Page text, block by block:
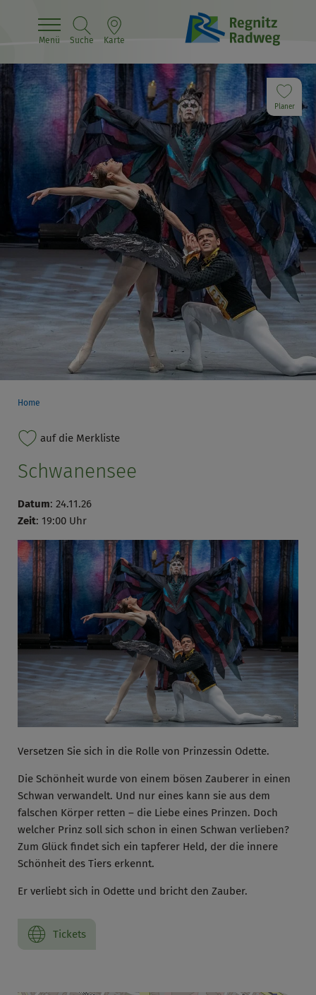
Menü Suche Karte
Planer
Home
auf die Merkliste
Schwanensee
Datum: 24.11.26
Zeit: 19:00 Uhr
Versetzen Sie sich in die Rolle von Prinzessin Odette.
Die Schönheit wurde von einem bösen Zauberer in einen
Schwan verwandelt. Und nur eines kann sie aus dem
falschen Körper retten – die Liebe eines Prinzen. Doch
welcher Prinz soll sich schon in einen Schwan verlieben?
Zum Glück findet sich ein tapferer Held, der die innere
Schönheit des Tiers erkennt.
Er verliebt sich in Odette und bricht den Zauber.
Tickets